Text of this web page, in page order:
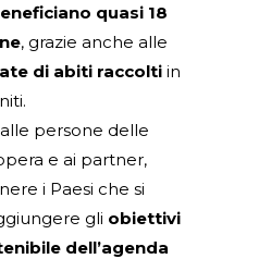
quasi 18
, grazie anche alle
di abiti raccolti in
persone delle
e ai partner,
i Paesi che si
gli obiettivi
dell’agenda